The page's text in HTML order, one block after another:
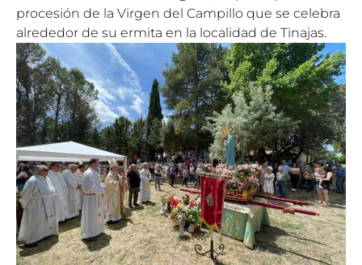
procesión de la Virgen del Campillo que se celebra
alrededor de su ermita en la localidad de Tinajas.